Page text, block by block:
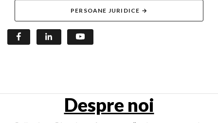
PERSOANE JURIDICE →
Despre noi